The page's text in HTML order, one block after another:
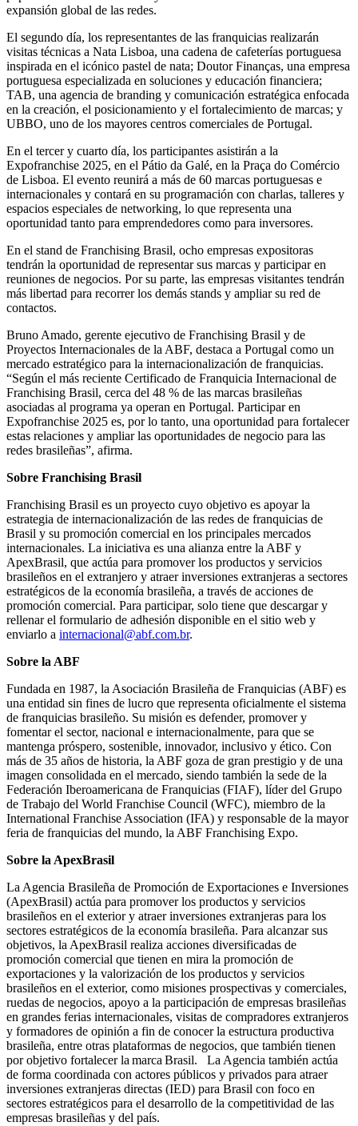
expansión global de las redes.
El segundo día, los representantes de las franquicias realizarán
visitas técnicas a Nata Lisboa, una cadena de cafeterías portuguesa
inspirada en el icónico pastel de nata; Doutor Finanças, una empresa
portuguesa especializada en soluciones y educación financiera;
TAB, una agencia de branding y comunicación estratégica enfocada
en la creación, el posicionamiento y el fortalecimiento de marcas; y
UBBO, uno de los mayores centros comerciales de Portugal.
En el tercer y cuarto día, los participantes asistirán a la
Expofranchise 2025, en el Pátio da Galé, en la Praça do Comércio
de Lisboa. El evento reunirá a más de 60 marcas portuguesas e
internacionales y contará en su programación con charlas, talleres y
espacios especiales de networking, lo que representa una
oportunidad tanto para emprendedores como para inversores.
En el stand de Franchising Brasil, ocho empresas expositoras
tendrán la oportunidad de representar sus marcas y participar en
reuniones de negocios. Por su parte, las empresas visitantes tendrán
más libertad para recorrer los demás stands y ampliar su red de
contactos.
Bruno Amado, gerente ejecutivo de Franchising Brasil y de
Proyectos Internacionales de la ABF, destaca a Portugal como un
mercado estratégico para la internacionalización de franquicias.
“Según el más reciente Certificado de Franquicia Internacional de
Franchising Brasil, cerca del 48 % de las marcas brasileñas
asociadas al programa ya operan en Portugal. Participar en
Expofranchise 2025 es, por lo tanto, una oportunidad para fortalecer
estas relaciones y ampliar las oportunidades de negocio para las
redes brasileñas”, afirma.
Sobre Franchising Brasil
Franchising Brasil es un proyecto cuyo objetivo es apoyar la
estrategia de internacionalización de las redes de franquicias de
Brasil y su promoción comercial en los principales mercados
internacionales. La iniciativa es una alianza entre la ABF y
ApexBrasil, que actúa para promover los productos y servicios
brasileños en el extranjero y atraer inversiones extranjeras a sectores
estratégicos de la economía brasileña, a través de acciones de
promoción comercial. Para participar, solo tiene que descargar y
rellenar el formulario de adhesión disponible en el sitio web y
enviarlo a internacional@abf.com.br.
Sobre la ABF
Fundada en 1987, la Asociación Brasileña de Franquicias (ABF) es
una entidad sin fines de lucro que representa oficialmente el sistema
de franquicias brasileño. Su misión es defender, promover y
fomentar el sector, nacional e internacionalmente, para que se
mantenga próspero, sostenible, innovador, inclusivo y ético. Con
más de 35 años de historia, la ABF goza de gran prestigio y de una
imagen consolidada en el mercado, siendo también la sede de la
Federación Iberoamericana de Franquicias (FIAF), líder del Grupo
de Trabajo del World Franchise Council (WFC), miembro de la
International Franchise Association (IFA) y responsable de la mayor
feria de franquicias del mundo, la ABF Franchising Expo.
Sobre la ApexBrasil
La Agencia Brasileña de Promoción de Exportaciones e Inversiones
(ApexBrasil) actúa para promover los productos y servicios
brasileños en el exterior y atraer inversiones extranjeras para los
sectores estratégicos de la economía brasileña. Para alcanzar sus
objetivos, la ApexBrasil realiza acciones diversificadas de
promoción comercial que tienen en mira la promoción de
exportaciones y la valorización de los productos y servicios
brasileños en el exterior, como misiones prospectivas y comerciales,
ruedas de negocios, apoyo a la participación de empresas brasileñas
en grandes ferias internacionales, visitas de compradores extranjeros
y formadores de opinión a fin de conocer la estructura productiva
brasileña, entre otras plataformas de negocios, que también tienen
por objetivo fortalecer la marca Brasil. La Agencia también actúa
de forma coordinada con actores públicos y privados para atraer
inversiones extranjeras directas (IED) para Brasil con foco en
sectores estratégicos para el desarrollo de la competitividad de las
empresas brasileñas y del país.